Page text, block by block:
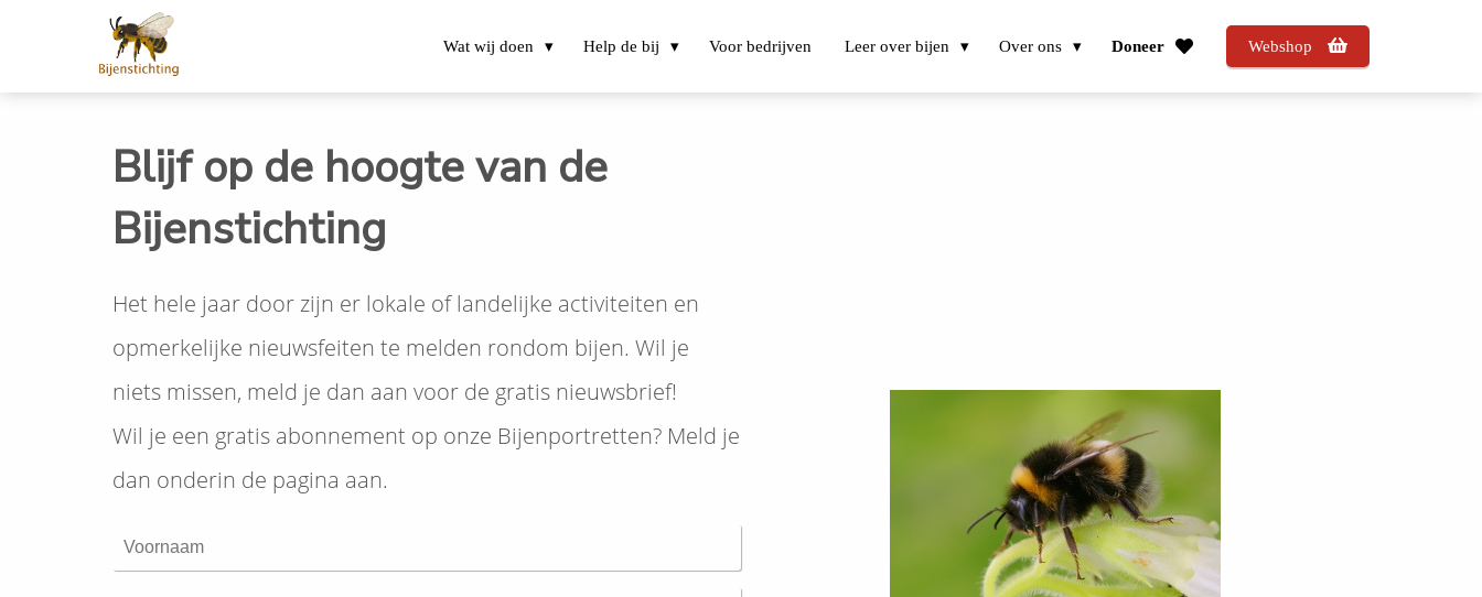
Wat wij doen Help de bij Voor bedrijven Leer over bijen Over ons Doneer Webshop
Blijf op de hoogte van de
Bijenstichting
Het hele jaar door zijn er lokale of landelijke activiteiten en
opmerkelijke nieuwsfeiten te melden rondom bijen. Wil je
niets missen, meld je dan aan voor de gratis nieuwsbrief!
Wil je een gratis abonnement op onze Bijenportretten? Meld je
dan onderin de pagina aan.